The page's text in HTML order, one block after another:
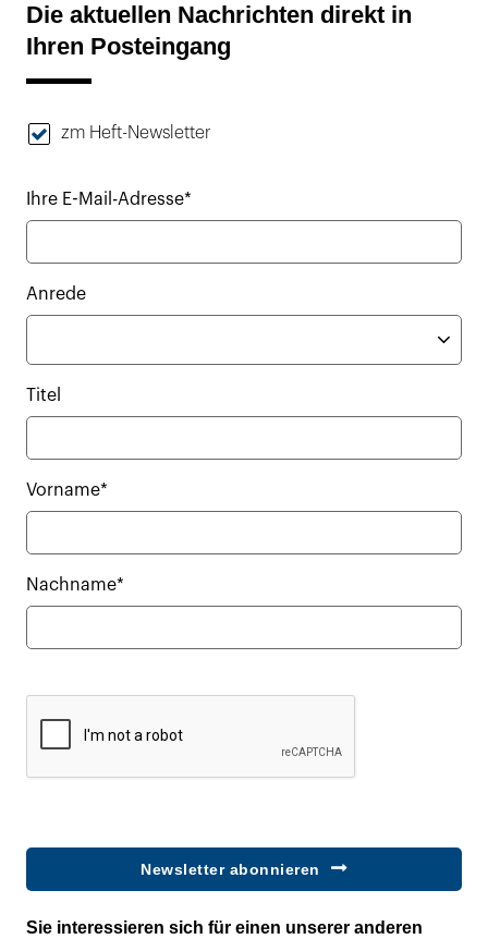
Die aktuellen Nachrichten direkt in
Ihren Posteingang
zm Heft-Newsletter
Ihre E-Mail-Adresse*
Anrede
Titel
Vorname*
Nachname*
Newsletter abonnieren
Sie interessieren sich für einen unserer anderen